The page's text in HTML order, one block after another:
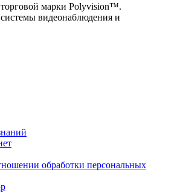
марки Polyvision™.
видеонаблюдения и
обработки персональных